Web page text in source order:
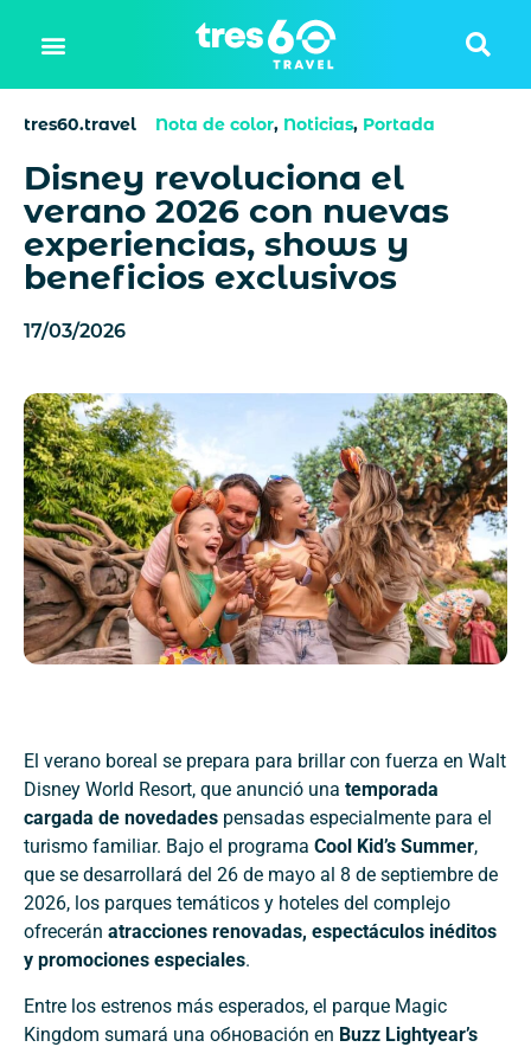
tres60.travel Nota de color, Noticias, Portada
Disney revoluciona el
verano 2026 con nuevas
experiencias, shows y
beneficios exclusivos
17/03/2026
El verano boreal se prepara para brillar con fuerza en Walt
Disney World Resort, que anunció una temporada
cargada de novedades pensadas especialmente para el
turismo familiar. Bajo el programa Cool Kid’s Summer,
que se desarrollará del 26 de mayo al 8 de septiembre de
2026, los parques temáticos y hoteles del complejo
ofrecerán atracciones renovadas, espectáculos inéditos
y promociones especiales.
Entre los estrenos más esperados, el parque Magic
Kingdom sumará una обновación en Buzz Lightyear’s